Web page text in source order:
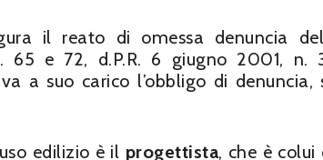
il reato di omessa denuncia
65 e 72, d.P.R. 6 giugno 2001, n.
a suo carico l’obbligo di denuncia,
edilizio è il progettista, che è colui